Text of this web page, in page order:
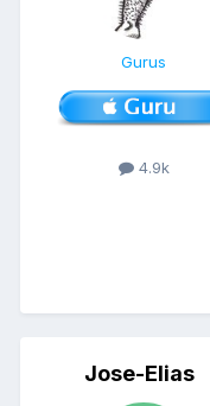
Gurus
4.9k
Jose-Elias